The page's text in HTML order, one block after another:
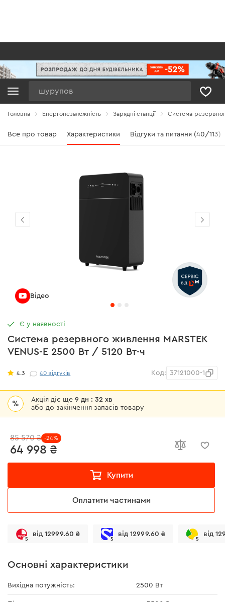
Головна Енергонезалежність Зарядні станції Система
Все про товар Характеристики Відгуки та питання (40/113)
Система резервного живлення MARSTEK
VENUS-E 2500 Вт / 5120 Вт·ч
4.3 40 відгуків Код: 37121000-1
% Акція діє ще9 дн : 32 хв
або до закінчення запасів товару
64 998 ₴
85 570 ₴ -24%
Купити
Оплатити частинами
5
від 12999.60 ₴
5
від 12999.60 ₴
5
від
Є у наявності
Основні характеристики
Вихідна потужність: 2500 Вт
Відео